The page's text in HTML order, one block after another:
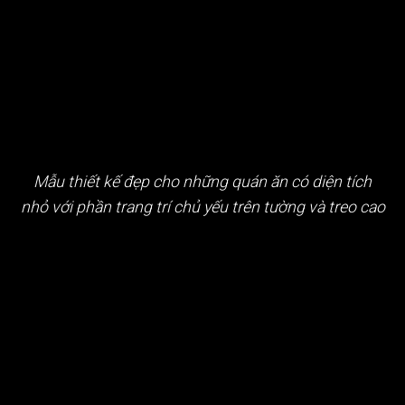
Mẫu thiết kế đẹp cho những quán ăn có diện tích
nhỏ với phần trang trí chủ yếu trên tường và treo cao